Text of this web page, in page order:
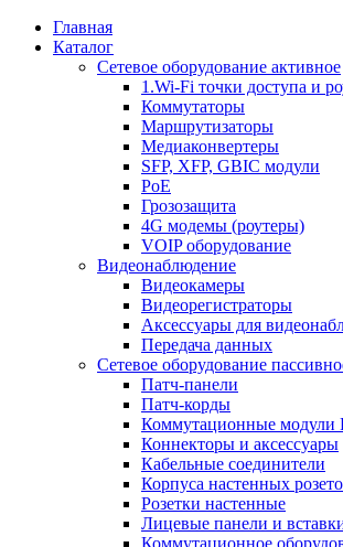
Главная
Каталог
Сетевое оборудование активное
1.Wi-Fi точки доступа и
Коммутаторы
Маршрутизаторы
Медиаконвертеры
SFP, XFP, GBIC модули
PoE
Грозозащита
4G модемы (роутеры)
VOIP оборудование
Видеонаблюдение
Видеокамеры
Видеорегистраторы
Аксессуары для
Передача данных
Сетевое оборудование
Патч-панели
Патч-корды
Коммутационные модули
Коннекторы и аксессуары
Кабельные соединители
Корпуса настенных
Розетки настенные
Лицевые панели и
Коммутационное